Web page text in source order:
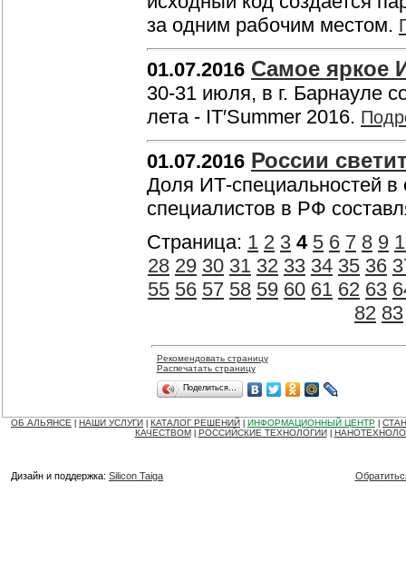
за одним рабочим местом.
01.07.2016 Самое яркое
​30-31 июля, в г. Барнауле
лета - IT′Summer 2016.
01.07.2016 России
Доля ИТ-специальностей в
специалистов в РФ
Страница: 1 2 3 4 5 6 7 8 9
28 29 30 31 32 33 34 35 36
55 56 57 58 59 60 61 62 63
82 83
Рекомендовать страницу
Распечатать страницу
Поделиться…
ОБ АЛЬЯНСЕ НАШИ УСЛУГИ КАТАЛОГ РЕШЕНИЙ ИНФОРМАЦИОННЫЙ ЦЕНТР
КАЧЕСТВОМ
РОССИЙСКИЕ ТЕХНОЛОГИИ
Дизайн и поддержка: Silicon Taiga